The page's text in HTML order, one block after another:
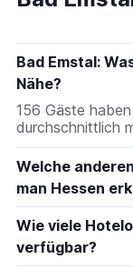
Achse,
den
Zimmerpreis
diesem
Wochenende
anzeigt,
der
in
den
letzten
3
Tagen
gefunden
Bad Emstal:
Nähe?
156 Gäste
durchschnittlich
Welche
man Hessen
Wie viele
verfügbar?